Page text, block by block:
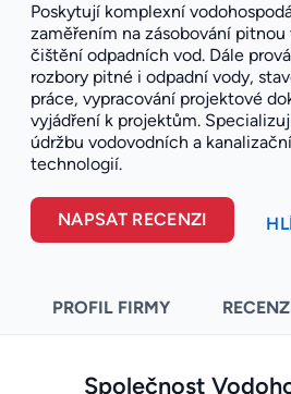
Poskytují komplexní
zaměřením na zásobování
čištění odpadních vod. Dále
rozbory pitné i odpadní vody,
práce, vypracování projektové
vyjádření k projektům.
údržbu vodovodních a
technologií.
NAPSAT RECENZI
PROFIL FIRMY
Společnost